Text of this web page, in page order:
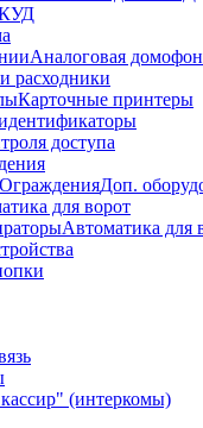
Аналоговая
расходники
Карточные принтеры
доступа
ОгражденияДоп.
для ворот
Автоматика для
(интеркомы)